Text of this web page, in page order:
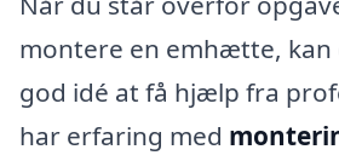
montere en emhætte,
god idé at få hjælp fra
har erfaring med